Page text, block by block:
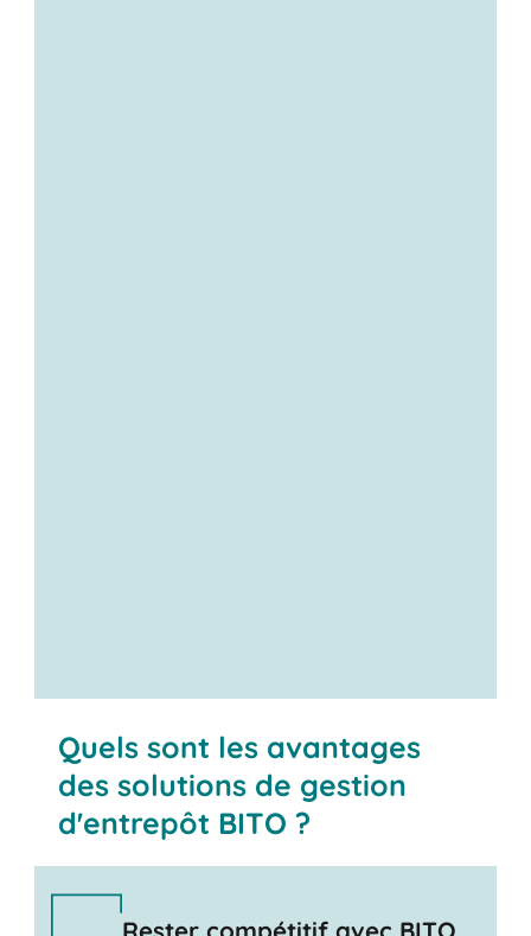
Contactez-nous
Quels sont les avantages
des solutions de gestion
d'entrepôt BITO ?
Rester compétitif avec BITO